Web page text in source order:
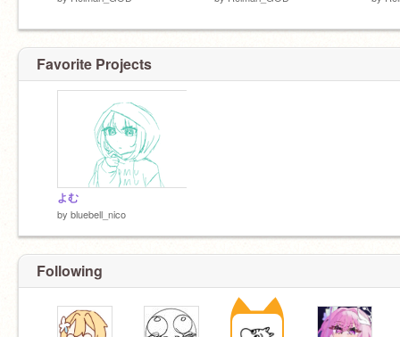
Favorite Projects
よむ
by bluebell_nico
Following